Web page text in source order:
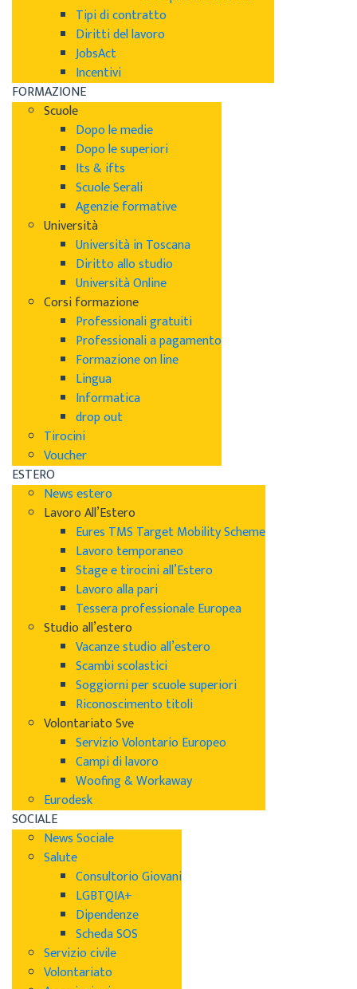
Tipi di contratto
Diritti del lavoro
JobsAct
Incentivi
FORMAZIONE
Scuole
Dopo le medie
Dopo le superiori
Its & ifts
Scuole Serali
Agenzie formative
Università
Università in Toscana
Diritto allo studio
Università Online
Corsi formazione
Professionali gratuiti
Professionali a pagamento
Formazione on line
Lingua
Informatica
drop out
Tirocini
Voucher
ESTERO
News estero
Lavoro All’Estero
Eures TMS Target Mobility Scheme
Lavoro temporaneo
Stage e tirocini all’Estero
Lavoro alla pari
Tessera professionale Europea
Studio all’estero
Vacanze studio all’estero
Scambi scolastici
Soggiorni per scuole superiori
Riconoscimento titoli
Volontariato Sve
Servizio Volontario Europeo
Campi di lavoro
Woofing & Workaway
Eurodesk
SOCIALE
News Sociale
Salute
Consultorio Giovani
LGBTQIA+
Dipendenze
Scheda SOS
Servizio civile
Volontariato